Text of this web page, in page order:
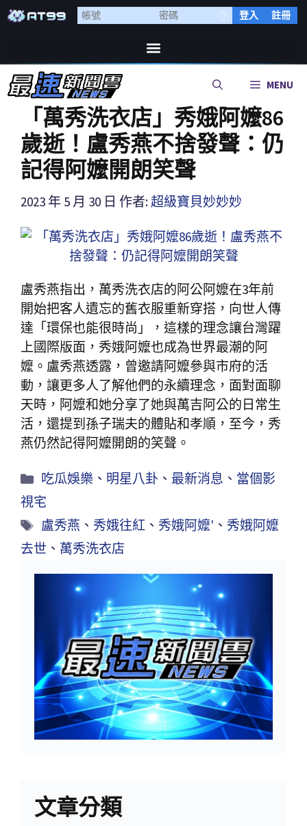
登入 註冊
MENU
「萬秀洗衣店」秀娥阿嬤86
歲逝！盧秀燕不捨發聲：仍
記得阿嬤開朗笑聲
2023 年 5 月 30 日 作者: 超級寶貝妙妙妙
盧秀燕指出，萬秀洗衣店的阿公阿嬤在3年前
開始把客人遺忘的舊衣服重新穿搭，向世人傳
達「環保也能很時尚」，這樣的理念讓台灣躍
上國際版面，秀娥阿嬤也成為世界最潮的阿
嬤。盧秀燕透露，曾邀請阿嬤參與市府的活
動，讓更多人了解他們的永續理念，面對面聊
天時，阿嬤和她分享了她與萬吉阿公的日常生
活，還提到孫子瑞夫的體貼和孝順，至今，秀
燕仍然記得阿嬤開朗的笑聲。
吃瓜娛樂 、 明星八卦 、最新消息 、 當個影
視宅
盧秀燕 、秀娥往紅 、秀娥阿嬤' 、秀娥阿嬤
去世 、 萬秀洗衣店
文章分類